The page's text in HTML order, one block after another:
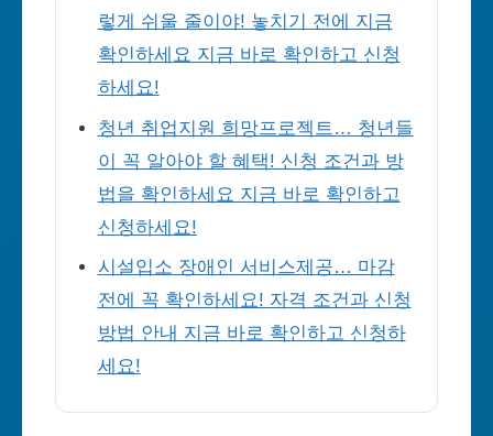
렇게 쉬울 줄이야! 놓치기 전에 지금
확인하세요 지금 바로 확인하고 신청
하세요!
청년 취업지원 희망프로젝트… 청년들
이 꼭 알아야 할 혜택! 신청 조건과 방
법을 확인하세요 지금 바로 확인하고
신청하세요!
시설입소 장애인 서비스제공… 마감
전에 꼭 확인하세요! 자격 조건과 신청
방법 안내 지금 바로 확인하고 신청하
세요!